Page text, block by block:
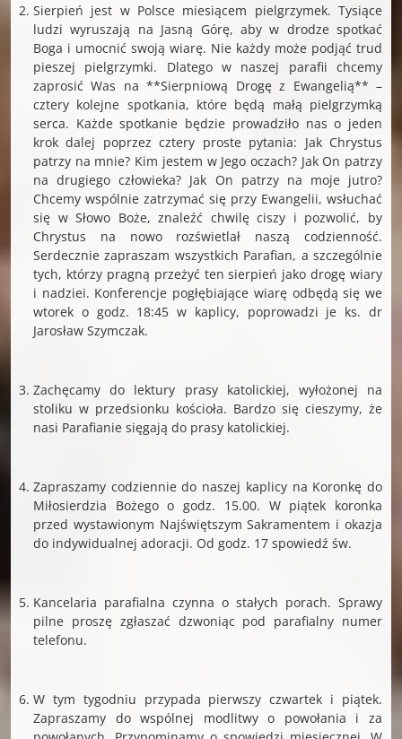
Sierpień jest w Polsce miesiącem pielgrzymek. Tysiące
ludzi wyruszają na Jasną Górę, aby w drodze spotkać
Boga i umocnić swoją wiarę. Nie każdy może podjąć trud
pieszej pielgrzymki. Dlatego w naszej parafii chcemy
zaprosić Was na **Sierpniową Drogę z Ewangelią** –
cztery kolejne spotkania, które będą małą pielgrzymką
serca. Każde spotkanie będzie prowadziło nas o jeden
krok dalej poprzez cztery proste pytania: Jak Chrystus
patrzy na mnie? Kim jestem w Jego oczach? Jak On patrzy
na drugiego człowieka? Jak On patrzy na moje jutro?
Chcemy wspólnie zatrzymać się przy Ewangelii, wsłuchać
się w Słowo Boże, znaleźć chwilę ciszy i pozwolić, by
Chrystus na nowo rozświetlał naszą codzienność.
Serdecznie zapraszam wszystkich Parafian, a szczególnie
tych, którzy pragną przeżyć ten sierpień jako drogę wiary
i nadziei. Konferencje pogłębiające wiarę odbędą się we
wtorek o godz. 18:45 w kaplicy, poprowadzi je ks. dr
Jarosław Szymczak.
Zachęcamy do lektury prasy katolickiej, wyłożonej na
stoliku w przedsionku kościoła. Bardzo się cieszymy, że
nasi Parafianie sięgają do prasy katolickiej.
Zapraszamy codziennie do naszej kaplicy na Koronkę do
Miłosierdzia Bożego o godz. 15.00. W piątek koronka
przed wystawionym Najświętszym Sakramentem i okazja
do indywidualnej adoracji. Od godz. 17 spowiedź św.
Kancelaria parafialna czynna o stałych porach. Sprawy
pilne proszę zgłaszać dzwoniąc pod parafialny numer
telefonu.
W tym tygodniu przypada pierwszy czwartek i piątek.
Zapraszamy do wspólnej modlitwy o powołania i za